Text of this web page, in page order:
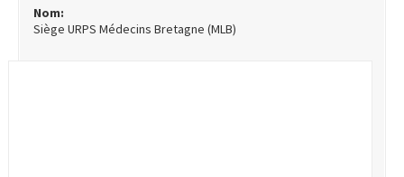
Nom:
Siège URPS Médecins Bretagne (MLB)